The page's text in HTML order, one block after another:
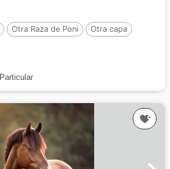
Otra Raza de Poni
Otra capa
Particular